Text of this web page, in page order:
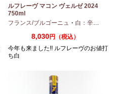
ルフレーヴ マコン ヴェルゼ 2024
750ml
フランス/ブルゴーニュ ・ 白：辛口
8,030円（税込）
今年も来ました!! ルフレーヴのお値打
ち白